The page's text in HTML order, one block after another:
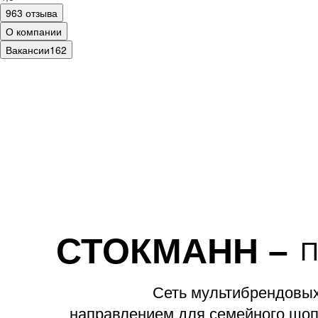
963 отзыва
О компании
Вакансии162
СТОКМАНН –
Сеть
направлением для семейного